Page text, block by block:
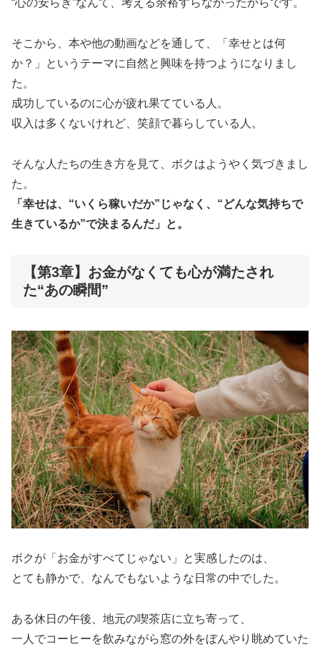
“心の安らぎ”なんて、考える余裕すらなかったからです。
そこから、本や他の動画などを通して、「幸せとは何
か？」というテーマに自然と興味を持つようになりまし
た。
成功しているのに心が疲れ果てている人。
収入は多くないけれど、笑顔で暮らしている人。
そんな人たちの生き方を見て、ボクはようやく気づきまし
た。
「幸せは、“いくら稼いだか”じゃなく、“どんな気持ちで
生きているか”で決まるんだ」と。
【第3章】お金がなくても心が満たされ
た“あの瞬間”
ボクが「お金がすべてじゃない」と実感したのは、
とても静かで、なんでもないような日常の中でした。
ある休日の午後、地元の喫茶店に立ち寄って、
一人でコーヒーを飲みながら窓の外をぼんやり眺めていた